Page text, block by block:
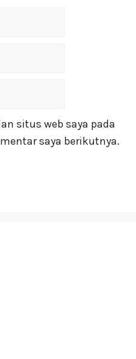
situs web saya pada
saya berikutnya.